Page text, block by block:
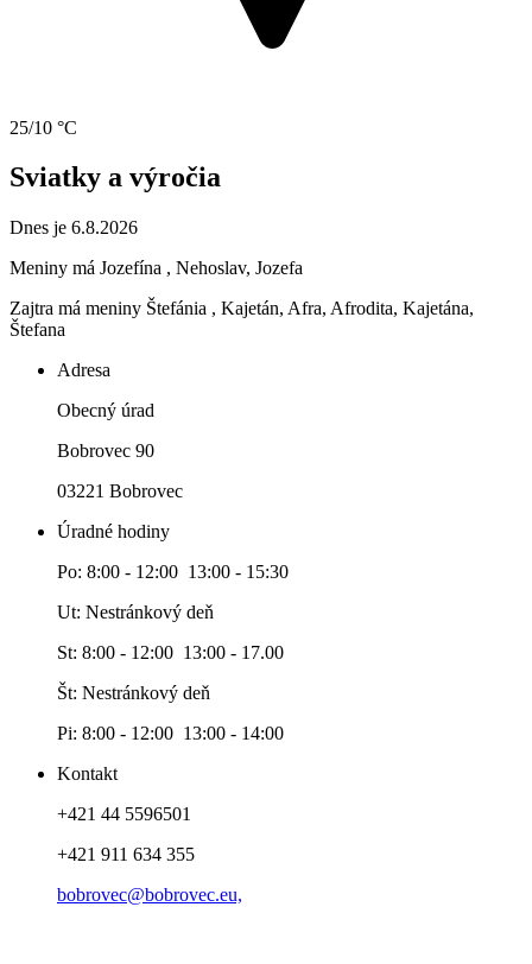
25/10 °C
Sviatky a výročia
Dnes je 6.8.2026
Meniny má Jozefína , Nehoslav, Jozefa
Zajtra má meniny Štefánia , Kajetán, Afra, Afrodita, Kajetána,
Štefana
Adresa
Obecný úrad
Bobrovec 90
03221 Bobrovec
Úradné hodiny
Po: 8:00 - 12:00 13:00 - 15:30
Ut: Nestránkový deň
St: 8:00 - 12:00 13:00 - 17.00
Št: Nestránkový deň
Pi: 8:00 - 12:00 13:00 - 14:00
Kontakt
+421 44 5596501
+421 911 634 355
bobrovec@bobrovec.eu,